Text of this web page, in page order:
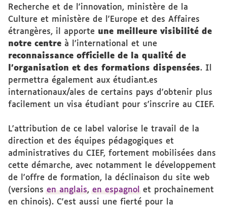
Recherche et de l'innovation, ministère de la
Culture et ministère de l'Europe et des Affaires
étrangères, il apporte une meilleure visibilité de
notre centre à l’international et une
reconnaissance officielle de la qualité de
l’organisation et des formations dispensées. Il
permettra également aux étudiant.es
internationaux/ales de certains pays d’obtenir plus
facilement un visa étudiant pour s’inscrire au CIEF.
L'attribution de ce label valorise le travail de la
direction et des équipes pédagogiques et
administratives du CIEF, fortement mobilisées dans
cette démarche, avec notamment le développement
de l'offre de formation, la déclinaison du site web
(versions en anglais, en espagnol
et prochainement
en chinois). C'est aussi une fierté pour la